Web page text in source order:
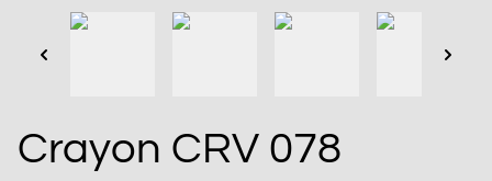
Crayon CRV 078